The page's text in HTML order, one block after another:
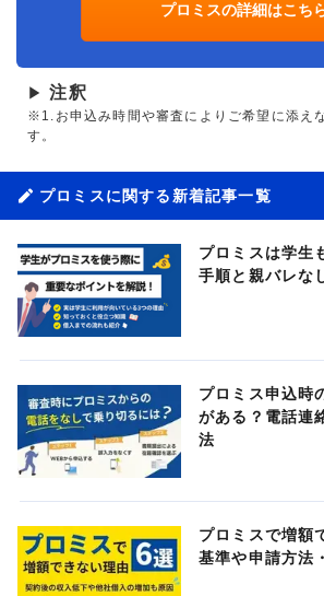
プロミスの詳細はこち
▶ 注釈
※1.お申込み時間や審査によりご希望に添え
す。
プロミスに関する新着記事一覧
プロミスは学生
手順と親バレな
プロミス申込時
がある？電話連
法
プロミスで増額
基準や申請方法